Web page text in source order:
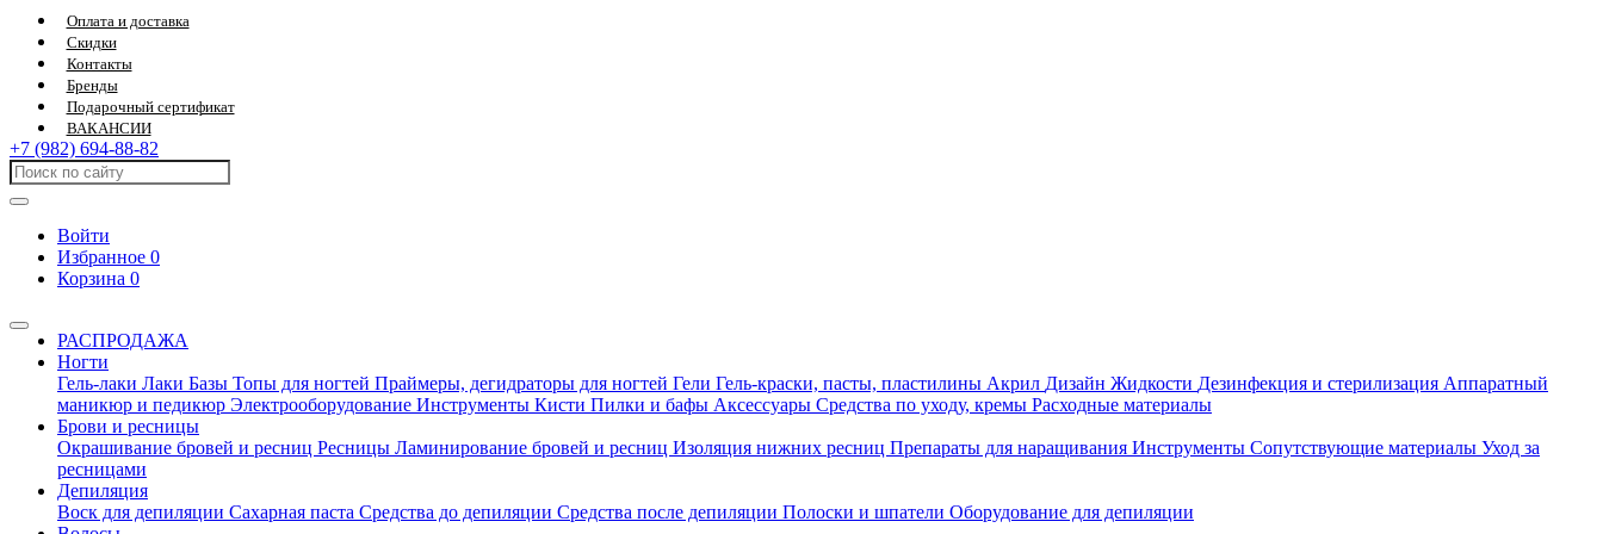
Оплата и доставка
Скидки
Контакты
Бренды
Подарочный сертификат
ВАКАНСИИ
+7 (982) 694-88-82
Войти
Избранное 0
Корзина 0
РАСПРОДАЖА
Ногти
Гель-лаки Лаки Базы Топы для ногтей Праймеры, дегидраторы для ногтей Гели Гель-краски, пасты, пластилины Акрил Дизайн Жидкости Дезинфекция и стерилизация Аппаратный
маникюр и педикюр Электрооборудование Инструменты Кисти Пилки и бафы Аксессуары Средства по уходу, кремы Расходные материалы
Брови и ресницы
Окрашивание бровей и ресниц Ресницы Ламинирование бровей и ресниц Изоляция нижних ресниц Препараты для наращивания Инструменты Сопутствующие материалы Уход за
ресницами
Депиляция
Воск для депиляции Сахарная паста Средства до депиляции Средства после депиляции Полоски и шпатели Оборудование для депиляции